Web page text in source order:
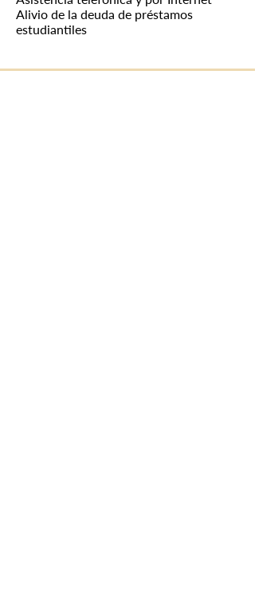
Alivio de la deuda de préstamos
estudiantiles